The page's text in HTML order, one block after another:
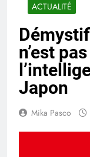
ACTUALITÉ
n’est
Japon
Mika Pasco